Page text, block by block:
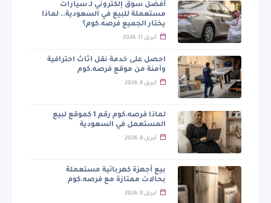
أفضل سوق إلكتروني لـ سيارات
مستعملة للبيع في السعودية.. لماذا
يختار الجميع فرصه.كوم؟
أبريل 11, 2026
احصل على خدمة نقل اثاث احترافية
وآمنة من موقع فرصه.كوم
أبريل 9, 2026
لماذا فرصه.كوم رقم 1 كموقع لبيع
المستعمل في السعودية
أبريل 9, 2026
بيع أجهزة كهربائية مستعملة
بحالات ممتازة مع فرصه.كوم
أبريل 9, 2026